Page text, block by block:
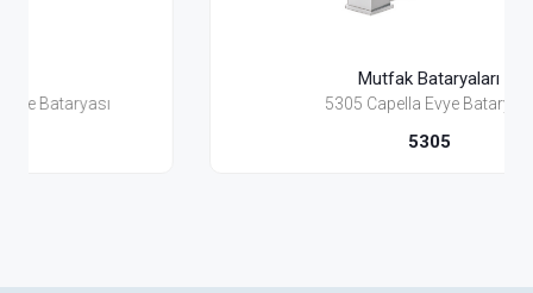
Mutfak Bataryaları
5305 Capella Evye Bataryası